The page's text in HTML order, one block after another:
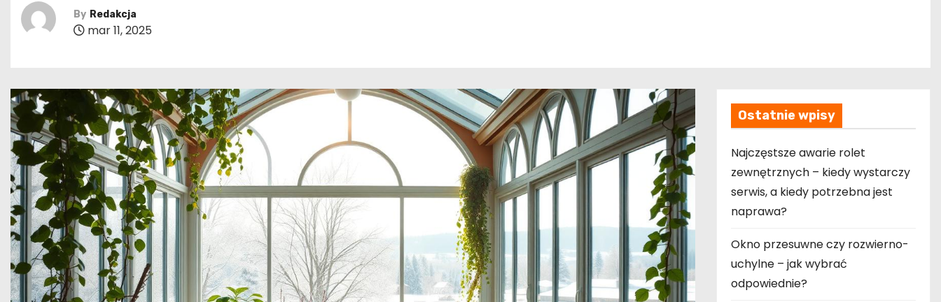
By Redakcja
mar 11, 2025
Ostatnie wpisy
Najczęstsze awarie rolet
zewnętrznych – kiedy wystarczy
serwis, a kiedy potrzebna jest
naprawa?
Okno przesuwne czy rozwierno-
uchylne – jak wybrać
odpowiednie?